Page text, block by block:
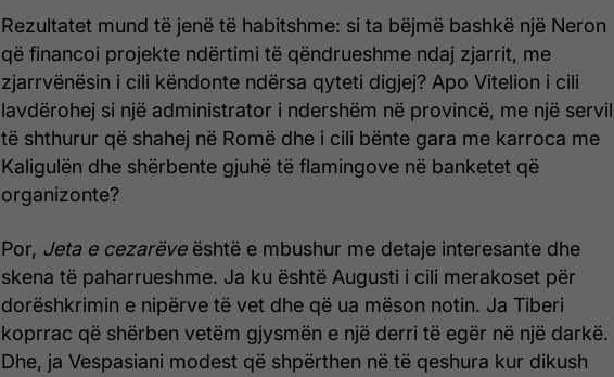
Rezultatet mund të jenë të habitshme: si ta bëjmë bashkë një Neron
që financoi projekte ndërtimi të qëndrueshme ndaj zjarrit, me
zjarrvënësin i cili këndonte ndërsa qyteti digjej? Apo Vitelion i cili
lavdërohej si një administrator i ndershëm në provincë, me një servil
të shthurur që shahej në Romë dhe i cili bënte gara me karroca me
Kaligulën dhe shërbente gjuhë të flamingove në banketet që
organizonte?
Por, Jeta e cezarëveështë e mbushur me detaje interesante dhe
skena të paharrueshme. Ja ku është Augusti i cili merakoset për
dorëshkrimin e nipërve të vet dhe që ua mëson notin. Ja Tiberi
koprrac që shërben vetëm gjysmën e një derri të egër në një darkë.
Dhe, ja Vespasiani modest që shpërthen në të qeshura kur dikush